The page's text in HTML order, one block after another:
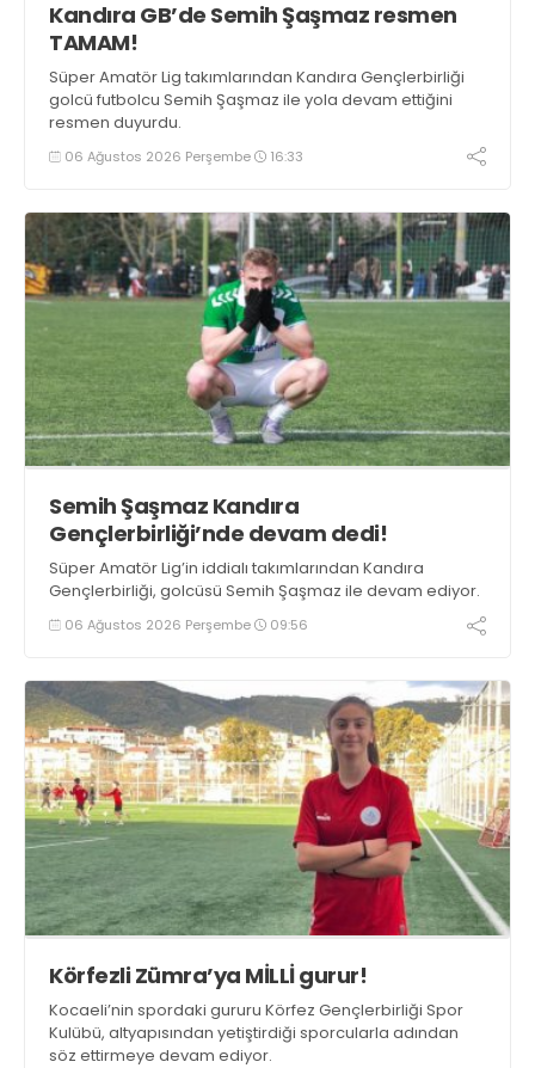
Kandıra GB’de Semih Şaşmaz resmen
TAMAM!
Süper Amatör Lig takımlarından Kandıra Gençlerbirliği
golcü futbolcu Semih Şaşmaz ile yola devam ettiğini
resmen duyurdu.
06 Ağustos 2026 Perşembe 16:33
Semih Şaşmaz Kandıra
Gençlerbirliği’nde devam dedi!
Süper Amatör Lig’in iddialı takımlarından Kandıra
Gençlerbirliği, golcüsü Semih Şaşmaz ile devam ediyor.
06 Ağustos 2026 Perşembe 09:56
Körfezli Zümra’ya MİLLİ gurur!
Kocaeli’nin spordaki gururu Körfez Gençlerbirliği Spor
Kulübü, altyapısından yetiştirdiği sporcularla adından
söz ettirmeye devam ediyor.